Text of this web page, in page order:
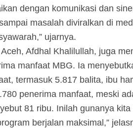
dengan komunikasi dan
masalah diviralkan di
ujarnya.
Afdhal Khalilullah, juga
manfaat MBG. Ia
termasuk 5.817 balita, ibu
penerima manfaat, meski
81 ribu. Inilah gunanya
berjalan maksimal,”